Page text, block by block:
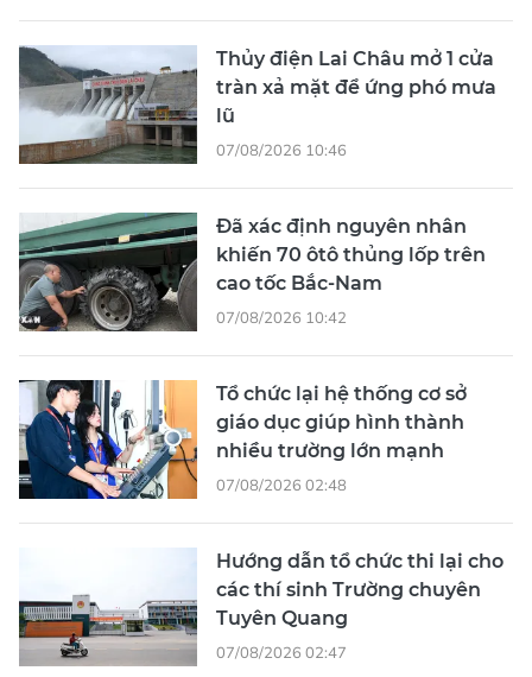
Thủy điện Lai Châu mở 1 cửa
tràn xả mặt để ứng phó mưa
lũ
07/08/2026 10:46
Đã xác định nguyên nhân
khiến 70 ôtô thủng lốp trên
cao tốc Bắc-Nam
07/08/2026 10:42
Tổ chức lại hệ thống cơ sở
giáo dục giúp hình thành
nhiều trường lớn mạnh
07/08/2026 02:48
Hướng dẫn tổ chức thi lại cho
các thí sinh Trường chuyên
Tuyên Quang
07/08/2026 02:47